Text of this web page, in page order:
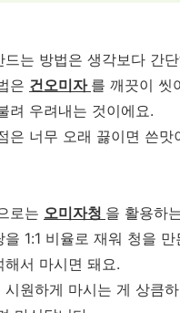
드는 방법은 생각보다 간
은 건오미자 를 깨끗이 씻
려 우려내는 것이에요.
은 너무 오래 끓이면 쓴맛
로는 오미자청 을 활용하
을 1:1 비율로 재워 청을
해서 마시면 돼요.
시원하게 마시는 게 상큼